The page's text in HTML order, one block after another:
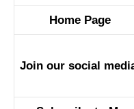
Home Page
Join our social